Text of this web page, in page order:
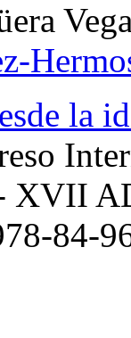
la
XVII
84-